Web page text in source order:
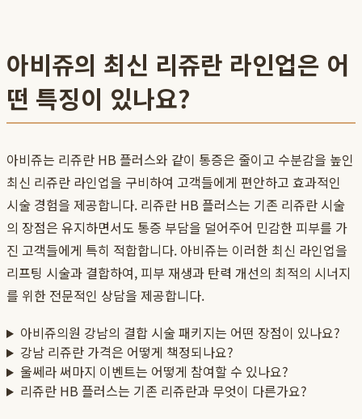
아비쥬의 최신 리쥬란 라인업은 어
떤 특징이 있나요?
아비쥬는 리쥬란 HB 플러스와 같이 통증은 줄이고 수분감을 높인
최신 리쥬란 라인업을 구비하여 고객들에게 편안하고 효과적인
시술 경험을 제공합니다. 리쥬란 HB 플러스는 기존 리쥬란 시술
의 장점은 유지하면서도 통증 부담을 덜어주어 민감한 피부를 가
진 고객들에게 특히 적합합니다. 아비쥬는 이러한 최신 라인업을
리프팅 시술과 결합하여, 피부 재생과 탄력 개선의 최적의 시너지
를 위한 전문적인 상담을 제공합니다.
아비쥬의원 강남의 결합 시술 패키지는 어떤 장점이 있나요?
강남 리쥬란 가격은 어떻게 책정되나요?
울쎄라 써마지 이벤트는 어떻게 참여할 수 있나요?
리쥬란 HB 플러스는 기존 리쥬란과 무엇이 다른가요?